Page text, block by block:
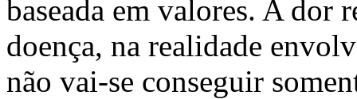
baseada em valores. A dor
doença, na realidade
não vai-se conseguir